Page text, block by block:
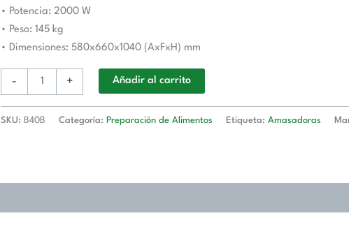
• Potencia: 2000 W
• Peso: 145 kg
• Dimensiones: 580x660x1040 (AxFxH) mm
- + Añadir al carrito
SKU: B40B Categoría: Preparación de Alimentos Etiqueta:Amasadoras